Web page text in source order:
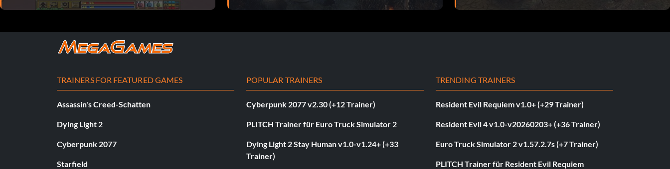
TRAINERS FOR FEATURED GAMES
Assassin's Creed-Schatten
Dying Light 2
Cyberpunk 2077
Starfield
POPULAR TRAINERS
Cyberpunk 2077 v2.30 (+12 Trainer)
PLITCH Trainer für Euro Truck Simulator 2
Dying Light 2 Stay Human v1.0-v1.24+ (+33
Trainer)
TRENDING TRAINERS
Resident Evil Requiem v1.0+ (+29 Trainer)
Resident Evil 4 v1.0-v20260203+ (+36 Trainer)
Euro Truck Simulator 2 v1.57.2.7s (+7 Trainer)
PLITCH Trainer für Resident Evil Requiem